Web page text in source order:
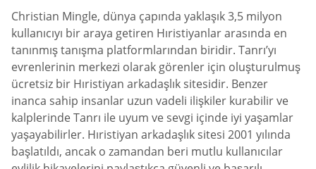
Christian Mingle, dünya çapında yaklaşık 3,5 milyon
kullanıcıyı bir araya getiren Hıristiyanlar arasında en
tanınmış tanışma platformlarından biridir. Tanrı’yı
evrenlerinin merkezi olarak görenler için oluşturulmuş
ücretsiz bir Hıristiyan arkadaşlık sitesidir. Benzer
inanca sahip insanlar uzun vadeli ilişkiler kurabilir ve
kalplerinde Tanrı ile uyum ve sevgi içinde iyi yaşamlar
yaşayabilirler. Hıristiyan arkadaşlık sitesi 2001 yılında
başlatıldı, ancak o zamandan beri mutlu kullanıcılar